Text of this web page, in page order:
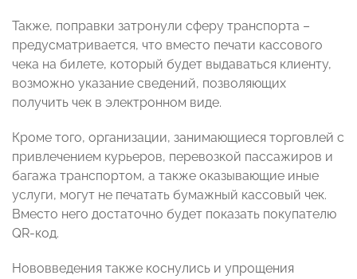
Также, поправки затронули сферу транспорта –
предусматривается, что вместо печати кассового
чека на билете, который будет выдаваться клиенту,
возможно указание сведений, позволяющих
получить чек в электронном виде.
Кроме того, организации, занимающиеся торговлей с
привлечением курьеров, перевозкой пассажиров и
багажа транспортом, а также оказывающие иные
услуги, могут не печатать бумажный кассовый чек.
Вместо него достаточно будет показать покупателю
QR-код.
Нововведения также коснулись и упрощения